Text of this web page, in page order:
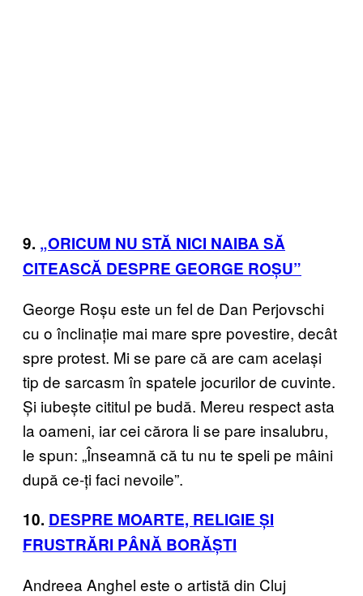
9. „ORICUM NU STĂ NICI NAIBA SĂ
CITEASCĂ DESPRE GEORGE ROȘU”
George Roșu este un fel de Dan Perjovschi
cu o înclinație mai mare spre povestire, decât
spre protest. Mi se pare că are cam același
tip de sarcasm în spatele jocurilor de cuvinte.
Și iubește cititul pe budă. Mereu respect asta
la oameni, iar cei cărora li se pare insalubru,
le spun: „Înseamnă că tu nu te speli pe mâini
după ce-ți faci nevoile”.
10. DESPRE MOARTE, RELIGIE ȘI
FRUSTRĂRI PÂNĂ BORĂȘTI
Andreea Anghel este o artistă din Cluj